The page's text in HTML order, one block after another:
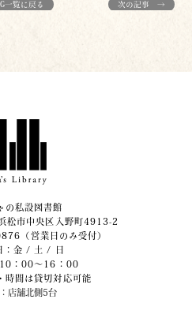
一覧に戻る 次の記事 →
の私設図書館
松市中央区入野町4913-2
（営業日のみ受付）
：金 / 土 / 日
：00～16：00
時間は貸切対応可能
店舗北側5台